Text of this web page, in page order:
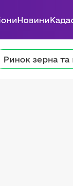
Новини
Ринок зерна та